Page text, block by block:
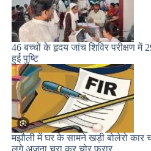
46 बच्चों के हृदय जांच शिविर परीक्षण में
हुई पुष्टि
मझौली में घर के सामने खड़ी बोलेरो कार
लगे अजना चुरा कर चोर फरार